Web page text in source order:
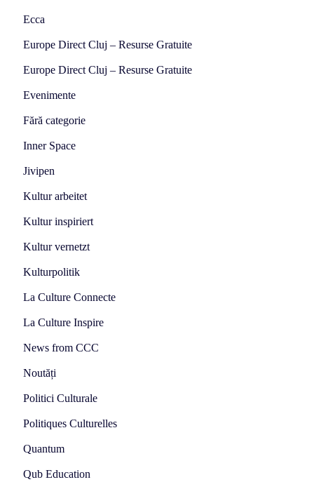
Ecca
Europe Direct Cluj – Resurse Gratuite
Europe Direct Cluj – Resurse Gratuite
Evenimente
Fără categorie
Inner Space
Jivipen
Kultur arbeitet
Kultur inspiriert
Kultur vernetzt
Kulturpolitik
La Culture Connecte
La Culture Inspire
News from CCC
Noutăți
Politici Culturale
Politiques Culturelles
Quantum
Qub Education